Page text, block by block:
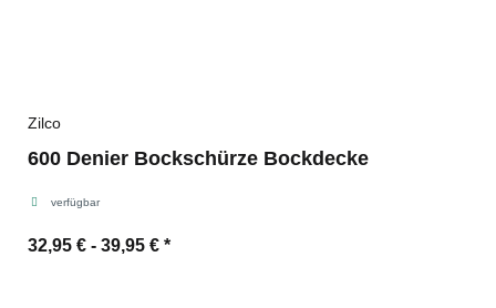
Zilco
600 Denier Bockschürze Bockdecke
verfügbar
32,95 € - 39,95 € *